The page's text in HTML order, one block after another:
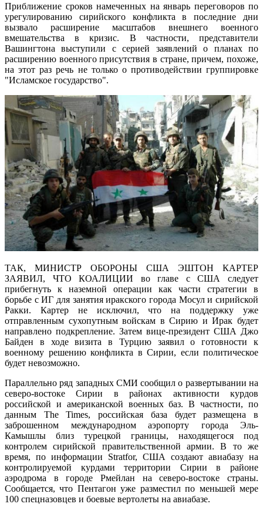
Приближение сроков намеченных на январь переговоров по
урегулированию сирийского конфликта в последние дни
вызвало расширение масштабов внешнего военного
вмешательства в кризис. В частности, представители
Вашингтона выступили с серией заявлений о планах по
расширению военного присутствия в стране, причем, похоже,
на этот раз речь не только о противодействии группировке
"Исламское государство".
ТАК, МИНИСТР ОБОРОНЫ США ЭШТОН КАРТЕР
ЗАЯВИЛ, ЧТО КОАЛИЦИИ во главе с США следует
прибегнуть к наземной операции как части стратегии в
борьбе с ИГ для занятия иракского города Мосул и сирийской
Ракки. Картер не исключил, что на поддержку уже
отправленным сухопутным войскам в Сирию и Ирак будет
направлено подкрепление. Затем вице-президент США Джо
Байден в ходе визита в Турцию заявил о готовности к
военному решению конфликта в Сирии, если политическое
будет невозможно.
Параллельно ряд западных СМИ сообщил о развертывании на
северо-востоке Сирии в районах активности курдов
российской и американской военных баз. В частности, по
данным The Times, российская база будет размещена в
заброшенном международном аэропорту города Эль-
Камышлы близ турецкой границы, находящегося под
контролем сирийской правительственной армии. В то же
время, по информации Stratfor, США создают авиабазу на
контролируемой курдами территории Сирии в районе
аэродрома в городе Рмейлан на северо-востоке страны.
Сообщается, что Пентагон уже разместил по меньшей мере
100 спецназовцев и боевые вертолеты на авиабазе.